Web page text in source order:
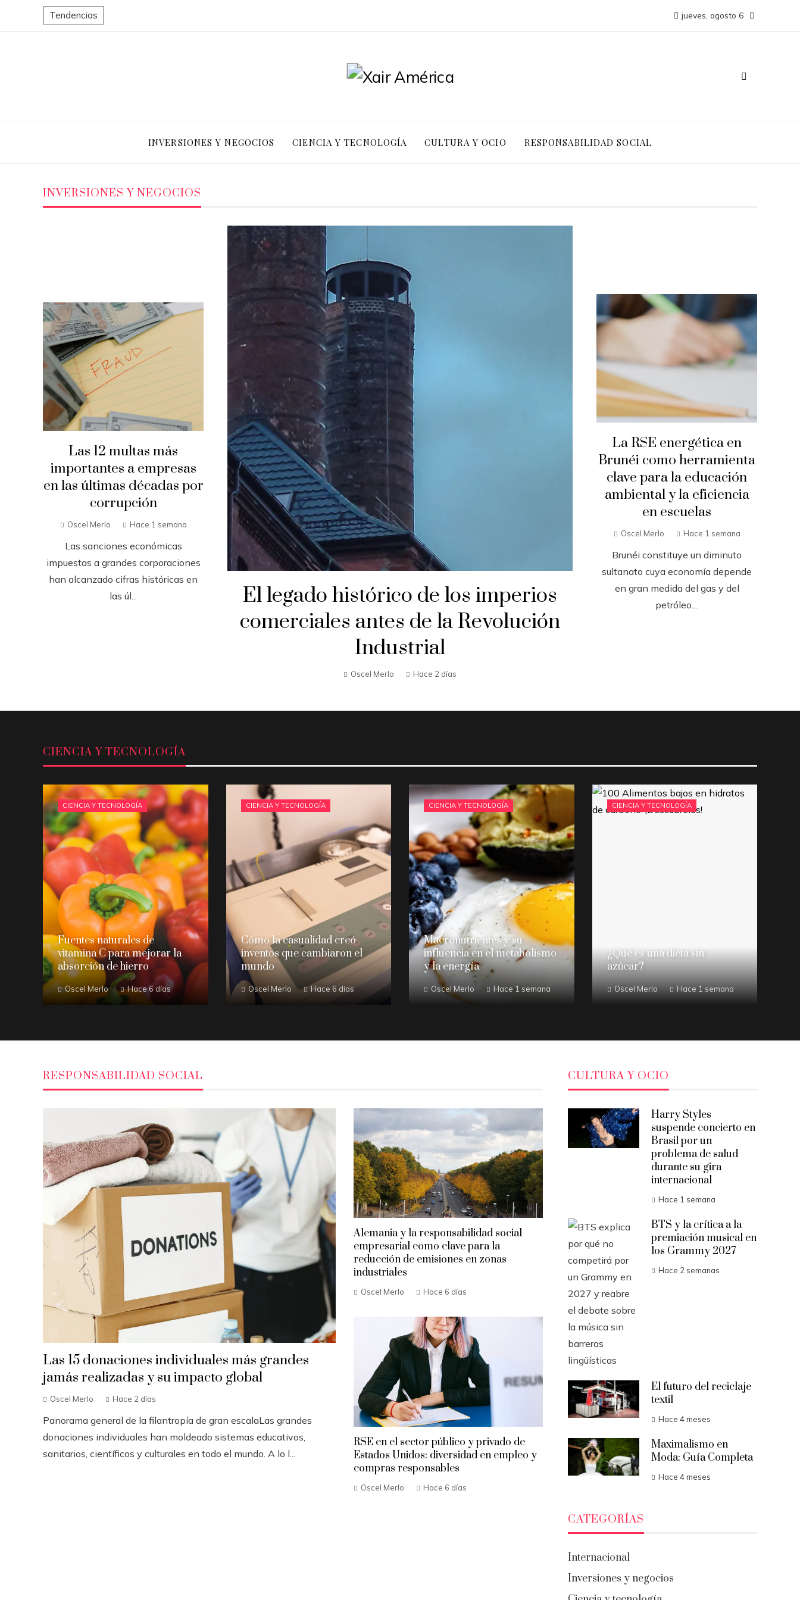
Tendencias jueves, agosto 6
INVERSIONES Y NEGOCIOS CIENCIA Y TECNOLOGÍA CULTURA Y OCIO RESPONSABILIDAD SOCIAL
INVERSIONES Y NEGOCIOS
El legado histórico de los imperios
comerciales antes de la Revolución
Industrial
Oscel Merlo Hace 2 días
Las 12 multas más
importantes a empresas
en las últimas décadas por
corrupción
Oscel Merlo Hace 1 semana
Las sanciones económicas
impuestas a grandes corporaciones
han alcanzado cifras históricas en
las úl...
La RSE energética en
Brunéi como herramienta
clave para la educación
ambiental y la eficiencia
en escuelas
Oscel Merlo Hace 1 semana
Brunéi constituye un diminuto
sultanato cuya economía depende
en gran medida del gas y del
petróleo....
CIENCIA Y TECNOLOGÍA
CIENCIA Y TECNOLOGÍA
Fuentes naturales de
vitamina C para mejorar la
absorción de hierro
Oscel Merlo Hace 6 días
CIENCIA Y TECNOLOGÍA
Cómo la casualidad creó
inventos que cambiaron el
mundo
Oscel Merlo Hace 6 días
CIENCIA Y TECNOLOGÍA
Macronutrientes y su
influencia en el metabolismo
y la energía
Oscel Merlo Hace 1 semana
CIENCIA Y TECNOLOGÍA
¿Qué es una dieta sin
azúcar?
Oscel Merlo Hace 1 semana
RESPONSABILIDAD SOCIAL
Las 15 donaciones individuales más grandes
jamás realizadas y su impacto global
Oscel Merlo Hace 2 días
Panorama general de la filantropía de gran escalaLas grandes
donaciones individuales han moldeado sistemas educativos,
sanitarios, científicos y culturales en todo el mundo. A lo l...
Alemania y la responsabilidad social
empresarial como clave para la
reducción de emisiones en zonas
industriales
Oscel Merlo Hace 6 días
RSE en el sector público y privado de
Estados Unidos: diversidad en empleo y
compras responsables
Oscel Merlo Hace 6 días
CULTURA Y OCIO
Harry Styles
suspende concierto en
Brasil por un
problema de salud
durante su gira
internacional
Hace 1 semana
BTS y la crítica a la
premiación musical en
los Grammy 2027
Hace 2 semanas
El futuro del reciclaje
textil
Hace 4 meses
Maximalismo en
Moda: Guía Completa
Hace 4 meses
CATEGORÍAS
Internacional
Inversiones y negocios